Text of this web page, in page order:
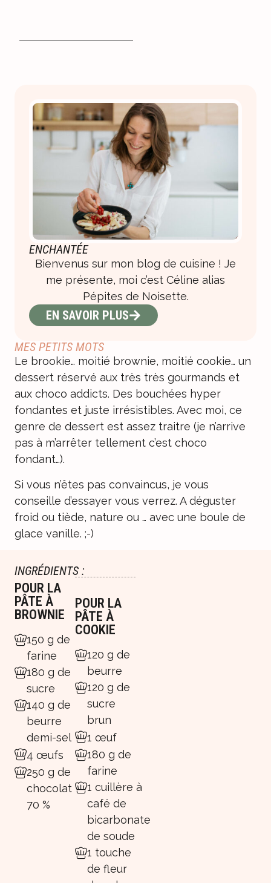
MES PETITS MOTS
Le brookie… moitié brownie, moitié cookie… un
dessert réservé aux très très gourmands et
aux choco addicts. Des bouchées hyper
fondantes et juste irrésistibles. Avec moi, ce
genre de dessert est assez traitre (je n’arrive
pas à m’arrêter tellement c’est choco
fondant…).
Si vous n’êtes pas convaincus, je vous
conseille d’essayer vous verrez. A déguster
froid ou tiède, nature ou … avec une boule de
glace vanille. ;-)
ENCHANTÉE
Bienvenus sur mon blog de cuisine ! Je
me présente, moi c’est Céline alias
Pépites de Noisette.
EN SAVOIR PLUS
INGRÉDIENTS :
POUR LA
PÂTE À
BROWNIE
150 g de
farine
180 g de
sucre
140 g de
beurre
demi-sel
4 œufs
250 g de
chocolat
70 %
POUR LA
PÂTE À
COOKIE
120 g de
beurre
120 g de
sucre
brun
1 œuf
180 g de
farine
1 cuillère à
café de
bicarbonate
de soude
1 touche
de fleur